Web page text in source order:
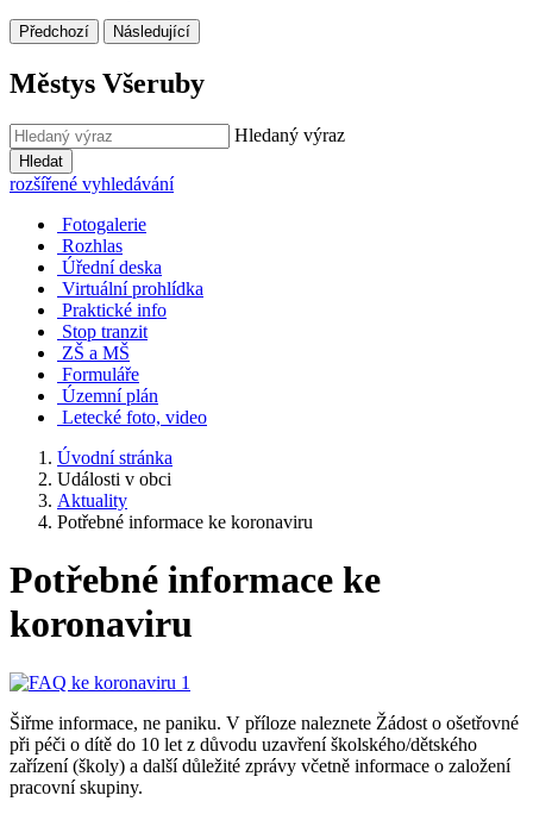
Předchozí Následující
Městys Všeruby
Hledaný výraz
Hledat
rozšířené vyhledávání
Fotogalerie
Rozhlas
Úřední deska
Virtuální prohlídka
Praktické info
Stop tranzit
ZŠ a MŠ
Formuláře
Územní plán
Letecké foto, video
Úvodní stránka
Události v obci
Aktuality
Potřebné informace ke koronaviru
Potřebné informace ke
koronaviru
Šiřme informace, ne paniku. V příloze naleznete Žádost o ošetřovné
při péči o dítě do 10 let z důvodu uzavření školského/dětského
zařízení (školy) a další důležité zprávy včetně informace o založení
pracovní skupiny.